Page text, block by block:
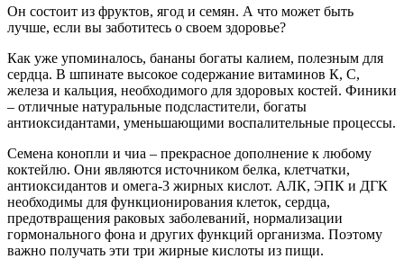
Он состоит из фруктов, ягод и семян. А что может быть
лучше, если вы заботитесь о своем здоровье?
Как уже упоминалось, бананы богаты калием, полезным для
сердца. В шпинате высокое содержание витаминов К, С,
железа и кальция, необходимого для здоровых костей. Финики
– отличные натуральные подсластители, богаты
антиоксидантами, уменьшающими воспалительные процессы.
Семена конопли и чиа – прекрасное дополнение к любому
коктейлю. Они являются источником белка, клетчатки,
антиоксидантов и омега-3 жирных кислот. АЛК, ЭПК и ДГК
необходимы для функционирования клеток, сердца,
предотвращения раковых заболеваний, нормализации
гормонального фона и других функций организма. Поэтому
важно получать эти три жирные кислоты из пищи.